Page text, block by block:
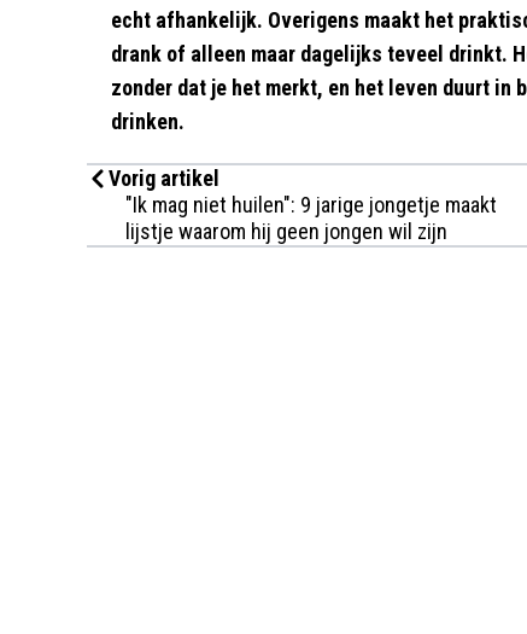
echt afhankelijk. Overigens maakt het
drank of alleen maar dagelijks teveel drinkt.
zonder dat je het merkt, en het leven duurt in
drinken.
Vorig artikel
"Ik mag niet huilen": 9 jarige jongetje maakt
lijstje waarom hij geen jongen wil zijn